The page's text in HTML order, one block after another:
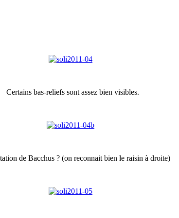
Certains bas-reliefs sont assez bien visibles.
de Bacchus ? (on reconnait bien le raisin à droite)